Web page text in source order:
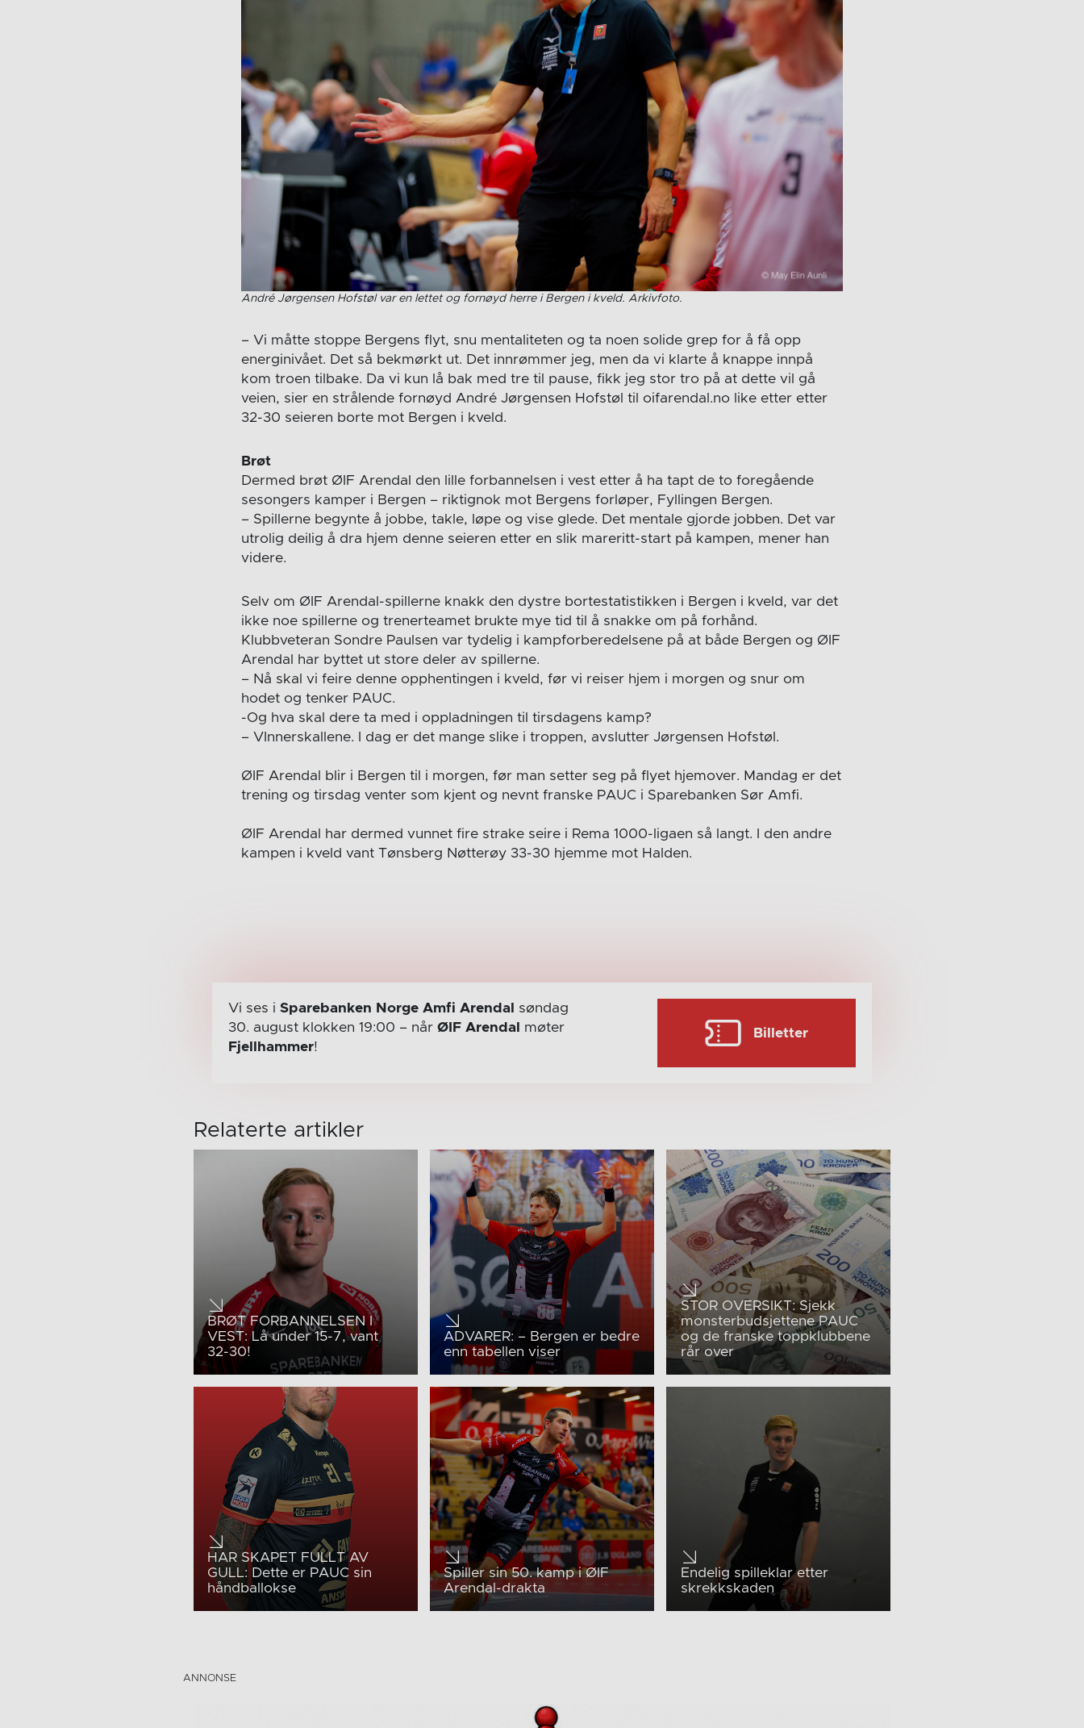
André Jørgensen Hofstøl var en lettet og fornøyd herre i Bergen i kveld. Arkivfoto.
– Vi måtte stoppe Bergens flyt, snu mentaliteten og ta noen solide grep for å få opp
energinivået. Det så bekmørkt ut. Det innrømmer jeg, men da vi klarte å knappe innpå
kom troen tilbake. Da vi kun lå bak med tre til pause, fikk jeg stor tro på at dette vil gå
veien, sier en strålende fornøyd André Jørgensen Hofstøl til oifarendal.no like etter etter
32-30 seieren borte mot Bergen i kveld.
Brøt
Dermed brøt ØIF Arendal den lille forbannelsen i vest etter å ha tapt de to foregående
sesongers kamper i Bergen – riktignok mot Bergens forløper, Fyllingen Bergen.
– Spillerne begynte å jobbe, takle, løpe og vise glede. Det mentale gjorde jobben. Det var
utrolig deilig å dra hjem denne seieren etter en slik mareritt-start på kampen, mener han
videre.
Selv om ØIF Arendal-spillerne knakk den dystre bortestatistikken i Bergen i kveld, var det
ikke noe spillerne og trenerteamet brukte mye tid til å snakke om på forhånd.
Klubbveteran Sondre Paulsen var tydelig i kampforberedelsene på at både Bergen og ØIF
Arendal har byttet ut store deler av spillerne.
– Nå skal vi feire denne opphentingen i kveld, før vi reiser hjem i morgen og snur om
hodet og tenker PAUC.
-Og hva skal dere ta med i oppladningen til tirsdagens kamp?
– VInnerskallene. I dag er det mange slike i troppen, avslutter Jørgensen Hofstøl.
ØIF Arendal blir i Bergen til i morgen, før man setter seg på flyet hjemover. Mandag er det
trening og tirsdag venter som kjent og nevnt franske PAUC i Sparebanken Sør Amfi.
ØIF Arendal har dermed vunnet fire strake seire i Rema 1000-ligaen så langt. I den andre
kampen i kveld vant Tønsberg Nøtterøy 33-30 hjemme mot Halden.
Vi ses i Sparebanken Norge Amfi Arendal
søndag
30. august klokken 19:00 – når ØIF Arendal
møter
Fjellhammer!
Billetter
Relaterte artikler
BRØT FORBANNELSEN I
VEST: Lå under 15-7, vant
32-30!
ADVARER: – Bergen er bedre
enn tabellen viser
STOR OVERSIKT: Sjekk
monsterbudsjettene PAUC
og de franske toppklubbene
rår over
HAR SKAPET FULLT AV
GULL: Dette er PAUC sin
håndballokse
Spiller sin 50. kamp i ØIF
Arendal-drakta
Endelig spilleklar etter
skrekkskaden